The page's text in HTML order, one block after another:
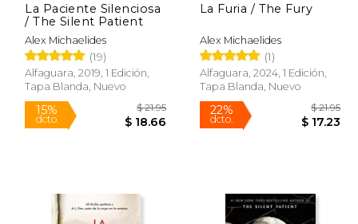
La Paciente Silenciosa
/ The Silent Patient
Alex Michaelides
(19)
Alfaguara, 2019, 1 Edición,
Tapa Blanda, Nuevo
dcto.
Rápido
La Furia / The Fury
Alex Michaelides
(1)
Alfaguara, 2024, 1 Edición,
Tapa Blanda, Nuevo
22%
dcto.